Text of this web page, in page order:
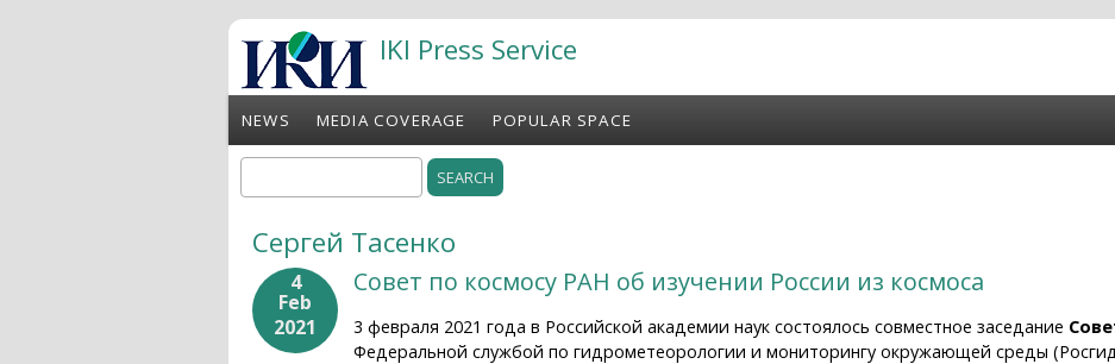
IKI Press Service
NEWS MEDIA COVERAGE POPULAR SPACE
Search form
Сергей Тасенко
4
Feb
2021
Совет по космосу РАН об изучении России из космоса
3 февраля 2021 года в Российской академии наук состоялось совместное заседание
Федеральной службой по гидрометеорологии и мониторингу окружающей среды